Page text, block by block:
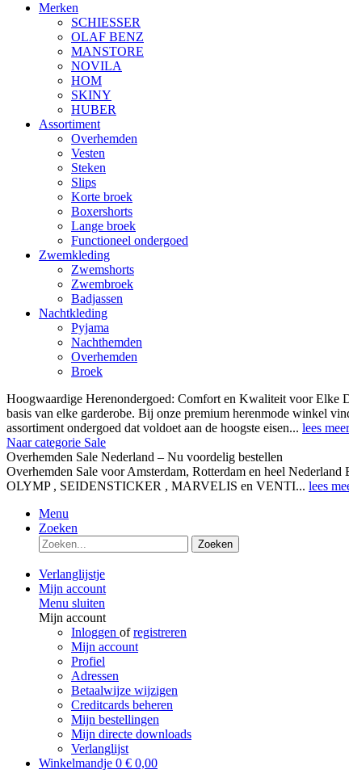
Merken
SCHIESSER
OLAF BENZ
MANSTORE
NOVILA
HOM
SKINY
HUBER
Assortiment
Overhemden
Vesten
Steken
Slips
Korte broek
Boxershorts
Lange broek
Functioneel ondergoed
Zwemkleding
Zwemshorts
Zwembroek
Badjassen
Nachtkleding
Pyjama
Nachthemden
Overhemden
Broek
Hoogwaardige Herenondergoed: Comfort en Kwaliteit voor Elke
basis van elke garderobe. Bij onze premium herenmode winkel
assortiment ondergoed dat voldoet aan de hoogste eisen... lees meer
Naar categorie Sale
Overhemden Sale Nederland – Nu voordelig bestellen
Overhemden Sale voor Amsterdam, Rotterdam en heel
OLYMP , SEIDENSTICKER , MARVELIS en VENTI... lees
Menu
Zoeken
Zoeken
Verlanglijstje
Mijn account
Menu sluiten
Mijn account
Inloggen ofregistreren
Mijn account
Profiel
Adressen
Betaalwijze wijzigen
Creditcards beheren
Mijn bestellingen
Mijn directe downloads
Verlanglijst
Winkelmandje 0 € 0,00